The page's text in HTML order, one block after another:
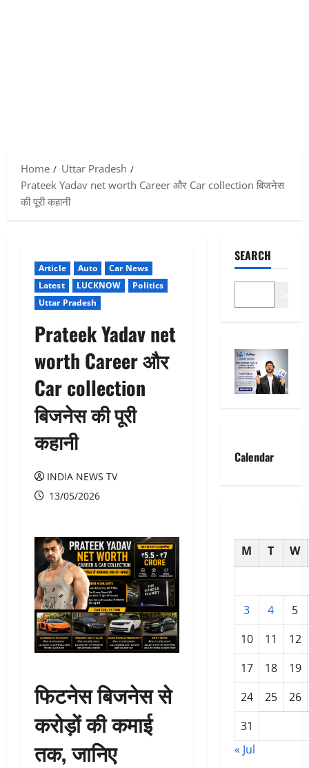
Home
Uttar Pradesh
Prateek Yadav net worth Career और Car collection बिजनेस
की पूरी कहानी
Article Auto
Car News
Latest
LUCKNOW
Politics
Uttar Pradesh
Prateek Yadav net
worth Career और
Car collection
बिजनेस की पूरी
कहानी
INDIA NEWS TV
13/05/2026
फिटनेस बिजनेस से
करोड़ों की कमाई
तक, जानिए
SEARCH
Calendar
M T W
3 4
5
10
11
12
17
18
19
24
25
26
31
« Jul